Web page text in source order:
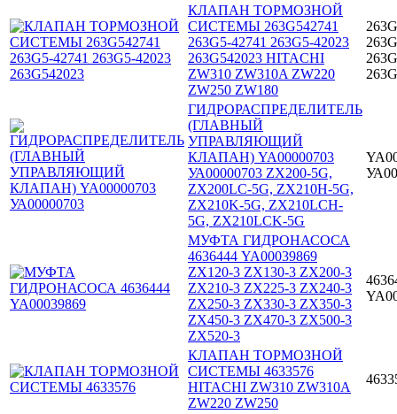
КЛАПАН ТОРМОЗНОЙ
СИСТЕМЫ 263G542741
263G5-42741 263G5-42023
263G542023 HITACHI
ZW310 ZW310A ZW220
ZW250 ZW180
ГИДРОРАСПРЕДЕЛИТЕЛЬ
(ГЛАВНЫЙ
УПРАВЛЯЮЩИЙ
КЛАПАН) YA00000703
УА00000703 ZX200-5G,
ZX200LC-5G, ZX210H-5G,
ZX210K-5G, ZX210LCH-
5G, ZX210LCK-5G
МУФТА ГИДРОНАСОСА
4636444 YA00039869
ZX120-3 ZX130-3 ZX200-3
ZX210-3 ZX225-3 ZX240-3
ZX250-3 ZX330-3 ZX350-3
ZX450-3 ZX470-3 ZX500-3
ZX520-3
КЛАПАН ТОРМОЗНОЙ
СИСТЕМЫ 4633576
HITACHI ZW310 ZW310A
ZW220 ZW250